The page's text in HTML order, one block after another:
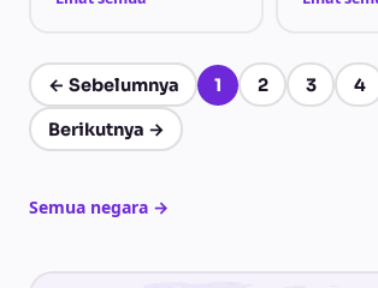
← Sebelumnya 1 2 3 4
Berikutnya →
Halaman 1 dari 4
Semua negara →